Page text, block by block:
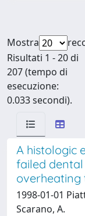
Mostra
Risultati 1 - 20 di
207 (tempo di
esecuzione:
0.033 secondi).
A histologic
failed
overheating
1998-01-01
Scarano, A.